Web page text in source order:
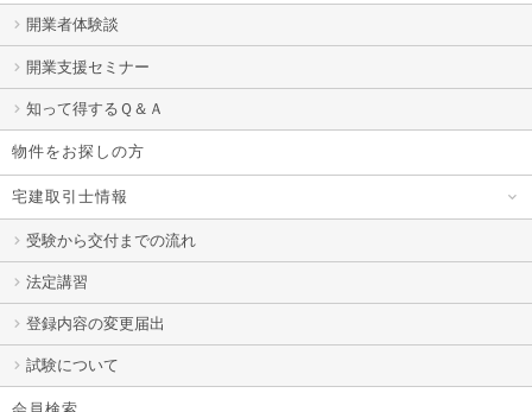
開業者体験談
開業支援セミナー
知って得するＱ＆Ａ
物件をお探しの方
宅建取引士情報
受験から交付までの流れ
法定講習
登録内容の変更届出
試験について